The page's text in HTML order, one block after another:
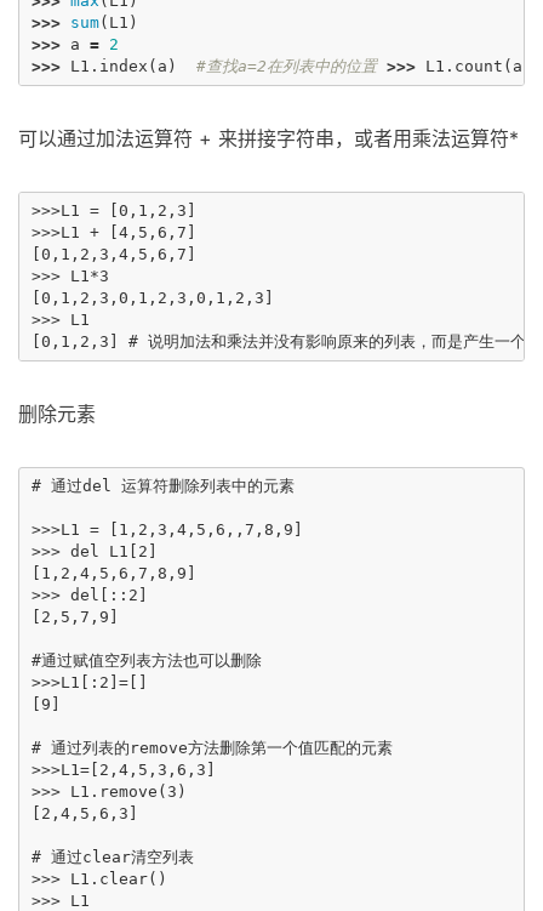
>>> sum( L1 )
>>> a = 2
>>> L1 . index ( a ) #查找a=2在列表中的位置 >>> L1 . count ( a
可以通过加法运算符 + 来拼接字符串，或者用乘法运算符*
>>>L1 = [0,1,2,3]
>>>L1 + [4,5,6,7]
[0,1,2,3,4,5,6,7]
>>> L1*3
[0,1,2,3,0,1,2,3,0,1,2,3]
>>> L1
删除元素
# 通过del 运算符删除列表中的元素
>>>L1 = [1,2,3,4,5,6,,7,8,9]
>>> del L1[2]
[1,2,4,5,6,7,8,9]
>>> del[::2]
[2,5,7,9]
#通过赋值空列表方法也可以删除
>>>L1[:2]=[]
[9]
# 通过列表的remove方法删除第一个值匹配的元素
>>>L1=[2,4,5,3,6,3]
>>> L1.remove(3)
[2,4,5,6,3]
# 通过clear清空列表
>>> L1.clear()
>>> L1